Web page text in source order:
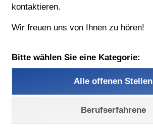
kontaktieren.
Wir freuen uns von Ihnen zu hören!
Bitte wählen Sie eine Kategorie:
Alle offenen Stellen
Berufserfahrene